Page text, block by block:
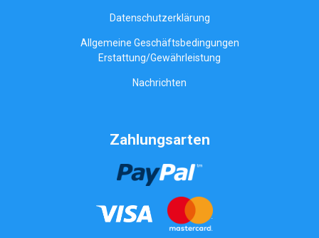
Datenschutzerklärung
Allgemeine Geschäftsbedingungen
Erstattung/Gewährleistung
Nachrichten
Zahlungsarten